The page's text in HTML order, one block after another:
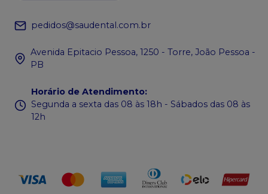
pedidos@saudental.com.br
Avenida Epitacio Pessoa, 1250 - Torre, João Pessoa -
PB
Horário de Atendimento:
Segunda a sexta das 08 às 18h - Sábados das 08 às
12h